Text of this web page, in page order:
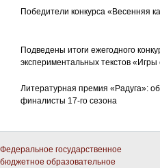
Победители конкурса «Весенняя
Подведены итоги ежегодного
экспериментальных текстов
Литературная премия «Радуга»:
финалисты 17-го сезона
Федеральное государственное
бюджетное образовательное